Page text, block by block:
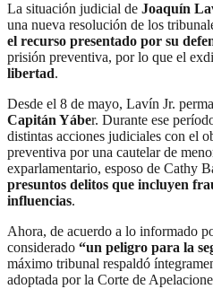
La situación judicial de Joaquín
una nueva resolución de los
el recurso presentado por su
prisión preventiva, por lo que el
libertad.
Desde el 8 de mayo, Lavín Jr.
Capitán Yáber. Durante ese
distintas acciones judiciales con el
preventiva por una cautelar de
exparlamentario, esposo de Cathy
presuntos delitos que incluyen
influencias.
Ahora, de acuerdo a lo informado
considerado “un peligro para la
máximo tribunal respaldó
adoptada por la Corte de